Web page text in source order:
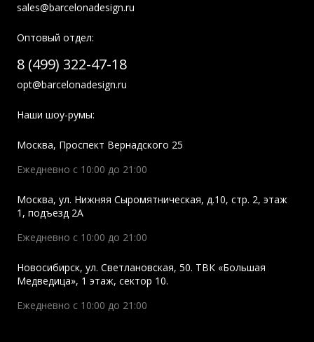
sales@barcelonadesign.ru
Оптовый отдел:
8 (499) 322-47-18
opt@barcelonadesign.ru
Наши шоу-румы:
Москва, Проспект Вернадского 25
Ежедневно с 10:00 до 21:00
Москва, ул. Нижняя Сыромятническая, д.10, стр. 2, этаж
1, подъезд 2A
Ежедневно с 10:00 до 21:00
Новосибирск, ул. Светлановская, 50. ТВК «Большая
Медведица», 1 этаж, сектор 10.
Ежедневно с 10:00 до 21:00